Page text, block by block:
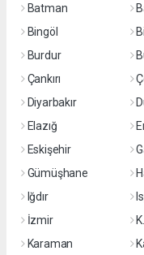
Batman
Bingöl
Burdur
Çankırı
Diyarbakır
Elazığ
Eskişehir
Gümüşhane
Iğdır
İzmir
Karaman